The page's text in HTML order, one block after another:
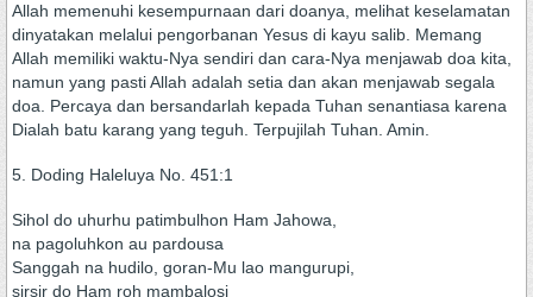
Allah memenuhi kesempurnaan dari doanya, melihat keselamatan
dinyatakan melalui pengorbanan Yesus di kayu salib. Memang
Allah memiliki waktu-Nya sendiri dan cara-Nya menjawab doa kita,
namun yang pasti Allah adalah setia dan akan menjawab segala
doa. Percaya dan bersandarlah kepada Tuhan senantiasa karena
Dialah batu karang yang teguh. Terpujilah Tuhan. Amin.
5. Doding Haleluya No. 451:1
Sihol do uhurhu patimbulhon Ham Jahowa,
na pagoluhkon au pardousa
Sanggah na hudilo, goran-Mu lao mangurupi,
sirsir do Ham roh mambalosi